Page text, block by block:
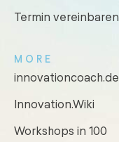
Termin vereinbaren
MORE
innovationcoach.de
Innovation.Wiki
Workshops in 100